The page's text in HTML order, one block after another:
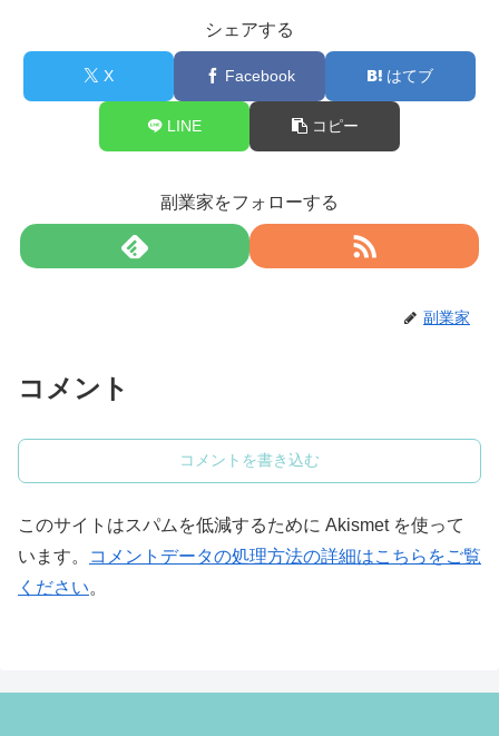
シェアする
X Facebook はてブ
LINE コピー
副業家をフォローする
副業家
コメント
コメントを書き込む
このサイトはスパムを低減するために Akismet を使って
います。
コメントデータの処理方法の詳細はこちらをご覧
ください。